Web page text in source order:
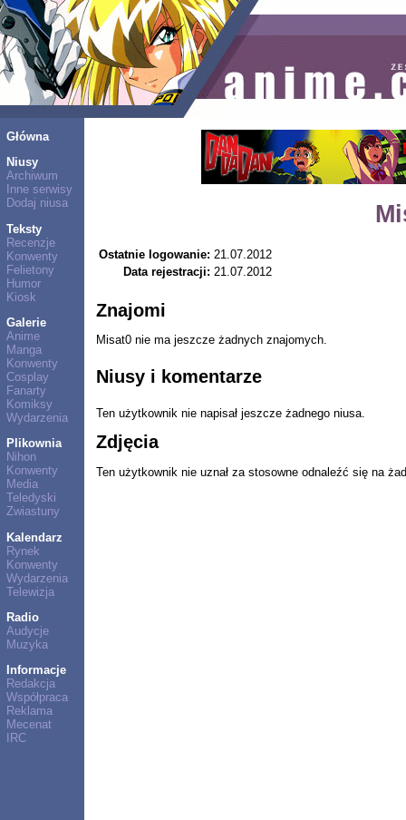
Główna
Niusy
Archiwum
Inne serwisy
Dodaj niusa
Teksty
Recenzje
Konwenty
Felietony
Humor
Kiosk
Galerie
Anime
Manga
Konwenty
Cosplay
Fanarty
Komiksy
Wydarzenia
Plikownia
Nihon
Konwenty
Media
Teledyski
Zwiastuny
Kalendarz
Rynek
Konwenty
Wydarzenia
Telewizja
Radio
Audycje
Muzyka
Informacje
Redakcja
Współpraca
Reklama
Mecenat
IRC
Ostatnie logowanie: 21.07.2012
Data rejestracji: 21.07.2012
Znajomi
Misat0 nie ma jeszcze żadnych znajomych.
Niusy i komentarze
Ten użytkownik nie napisał jeszcze żadnego niusa.
Zdjęcia
Ten użytkownik nie uznał za stosowne odnaleźć się na